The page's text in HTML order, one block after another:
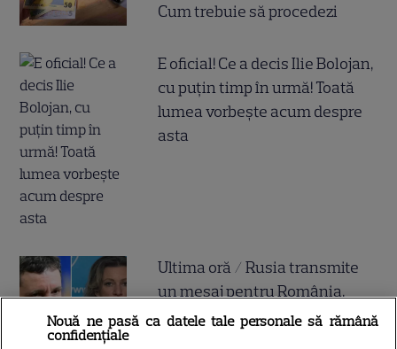
Cum trebuie să procedezi
E oficial! Ce a decis Ilie Bolojan,
cu puțin timp în urmă! Toată
lumea vorbește acum despre
asta
Ultima oră / Rusia transmite
un mesaj pentru România,
după incidentele cu drone, din
Nouă ne pasă ca datele tale personale să rămână
confidențiale